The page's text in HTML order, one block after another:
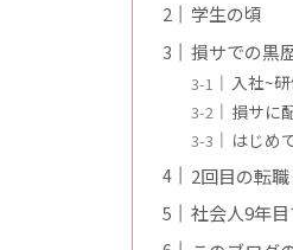
学生の頃
損サでの黒
入社~
損サに
はじめ
2回目の転職
社会人9年